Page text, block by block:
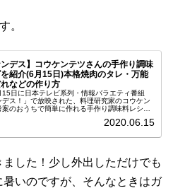
。
ンデス】コウケンテツさんの手作り調味
紹介(6月15日)本格焼肉のタレ・万能
などの作り方
日に日本テレビ系列・情報バラエティ番組
デス！」で放映された、料理研究家のコウケン
案のおうちで簡単に作れる手作り調味料レシピ
2020.06.15
した！少し外出しただけでも
いのですが、そんなときはガ